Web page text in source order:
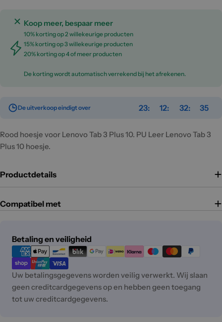
Koop meer, bespaar meer
10% korting op 2 willekeurige producten
15% korting op 3 willekeurige producten
20% korting op 4 of meer producten
De korting wordt automatisch verrekend bij het afrekenen.
De uitverkoop eindigt over 23 12 32 35
Rood hoesje voor Lenovo Tab 3 Plus 10. PU Leer Lenovo Tab 3
Plus 10 hoesje.
Productdetails
Compatibel met
Betaling en veiligheid
Betaalmethoden
Uw betalingsgegevens worden veilig verwerkt. Wij slaan
geen creditcardgegevens op en hebben geen toegang
tot uw creditcardgegevens.